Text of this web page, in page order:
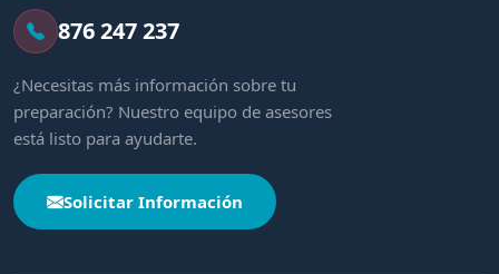
876 247 237
¿Necesitas más información sobre tu
preparación? Nuestro equipo de asesores
está listo para ayudarte.
Solicitar Información